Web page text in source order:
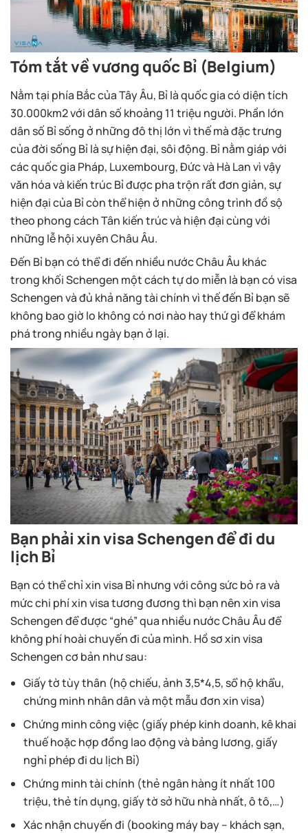
Tóm tắt về vương quốc Bỉ (Belgium)
Nằm tại phía Bắc của Tây Âu, Bỉ là quốc gia có diện tích
30.000km2 với dân số khoảng 11 triệu người. Phần lớn
dân số Bỉ sống ở những đô thị lớn vì thế mà đặc trưng
của đời sống Bỉ là sự hiện đại, sôi động. Bỉ nằm giáp với
các quốc gia Pháp, Luxembourg, Đức và Hà Lan vì vậy
văn hóa và kiến trúc Bỉ được pha trộn rất đơn giản, sự
hiện đại của Bỉ còn thể hiện ở những công trình đồ sộ
theo phong cách Tân kiến trúc và hiện đại cùng với
những lễ hội xuyên Châu Âu.
Đến Bỉ bạn có thể đi đến nhiều nước Châu Âu khác
trong khối Schengen một cách tự do miễn là bạn có visa
Schengen và đủ khả năng tài chính vì thế đến Bỉ bạn sẽ
không bao giờ lo không có nơi nào hay thứ gì để khám
phá trong nhiều ngày bạn ở lại.
Bạn phải xin visa Schengen để đi du
lịch Bỉ
Bạn có thể chỉ xin visa Bỉ nhưng với công sức bỏ ra và
mức chi phí xin visa tương đương thì bạn nên xin visa
Schengen để được “ghé” qua nhiều nước Châu Âu để
không phí hoài chuyến đi của mình. Hồ sơ xin visa
Schengen cơ bản như sau:
Giấy tờ tùy thân (hộ chiếu, ảnh 3,5*4,5, sổ hộ khẩu,
chứng minh nhân dân và một mẫu đơn xin visa)
Chứng minh công việc (giấy phép kinh doanh, kê khai
thuế hoặc hợp đồng lao động và bảng lương, giấy
nghỉ phép đi du lịch Bỉ)
Chứng minh tài chính (thẻ ngân hàng ít nhất 100
triệu, thẻ tín dụng, giấy tờ sở hữu nhà nhất, ô tô,…)
Xác nhận chuyến đi (booking máy bay – khách sạn,